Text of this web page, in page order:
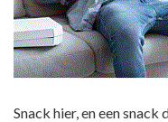
Snack hier, en een